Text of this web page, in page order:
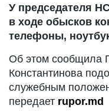
У председателя
в ходе обысков
телефоны,
Об этом сообщила
Константинова
служебным
передает rupor.md